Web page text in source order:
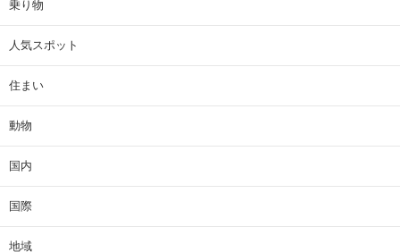
乗り物
人気スポット
住まい
動物
国内
国際
地域